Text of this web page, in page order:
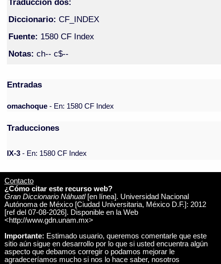
Diccionario: CF_INDEX
Fuente: 1580 CF Index
Notas: ch-- c$--
Entradas
omachoque- En: 1580 CF Index
Traducciones
IX-3 - En: 1580 CF Index
Contacto
¿Cómo citar este recurso web?
Gran Diccionario Náhuatl[en línea]. Universidad Nacional
Autónoma de México [Ciudad Universitaria, México D.F.]: 2012
[ref del 07-08-2026]. Disponible en la Web
<http://www.gdn.unam.mx>
Importante: Estimado usuario, queremos comentarle que este
sitio aún sigue en desarrollo por lo que si usted encuentra algún
aspecto que debamos corregir o podamos mejorar le
agradeceríamos mucho si nos lo hace saber, nosotros